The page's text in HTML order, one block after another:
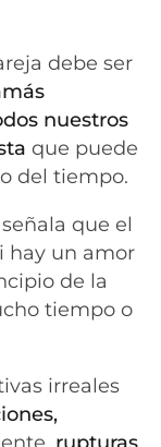
debe ser
nuestros
que puede
del tiempo.
que el
hay un amor
de la
tiempo o
irreales
rupturas